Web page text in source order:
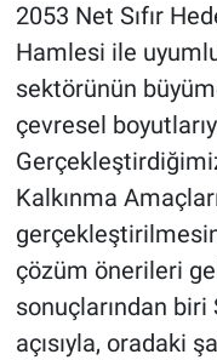
2053 Net Sıfır
Hamlesi ile
sektörünün
çevresel
Kalkınma
çözüm önerileri
sonuçlarından biri
açısıyla, oradaki